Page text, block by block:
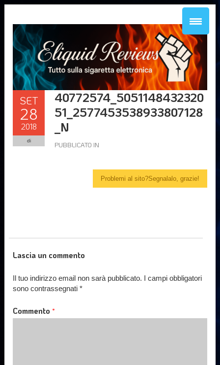
SET
28
2018
di
40772574_5051148432320
51_2577453538933807128
_N
PUBBLICATO IN
Problemi al sito?Segnalalo, grazie!
Lascia un commento
Il tuo indirizzo email non sarà pubblicato. I campi obbligatori
sono contrassegnati*
Commento*